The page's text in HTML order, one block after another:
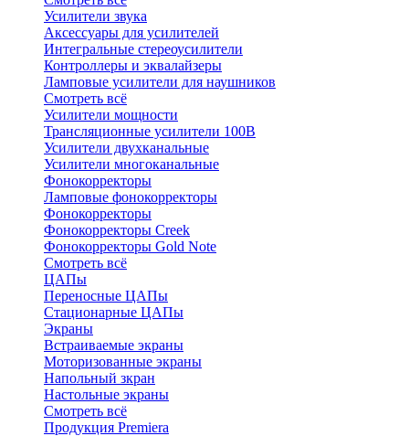
Усилители звука
Аксессуары для усилителей
Интегральные стереоусилители
Контроллеры и эквалайзеры
Ламповые усилители для наушников
Смотреть всё
Усилители мощности
Трансляционные усилители 100В
Усилители двухканальные
Усилители многоканальные
Фонокорректоры
Ламповые фонокорректоры
Фонокорректоры
Фонокорректоры Creek
Фонокорректоры Gold Note
Смотреть всё
ЦАПы
Переносные ЦАПы
Стационарные ЦАПы
Экраны
Встраиваемые экраны
Моторизованные экраны
Напольный зкран
Настольные экраны
Смотреть всё
Продукция Premiera